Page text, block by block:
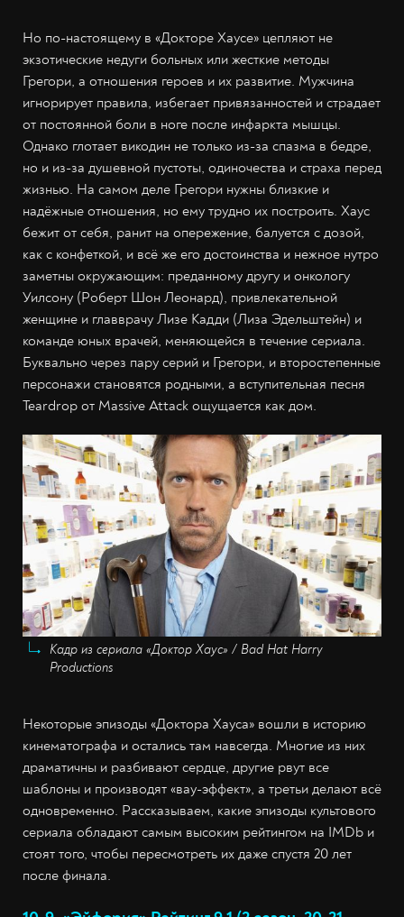
Но по-настоящему в «Докторе Хаусе» цепляют не
экзотические недуги больных или жесткие методы
Грегори, а отношения героев и их развитие. Мужчина
игнорирует правила, избегает привязанностей и страдает
от постоянной боли в ноге после инфаркта мышцы.
Однако глотает викодин не только из-за спазма в бедре,
но и из-за душевной пустоты, одиночества и страха перед
жизнью. На самом деле Грегори нужны близкие и
надёжные отношения, но ему трудно их построить. Хаус
бежит от себя, ранит на опережение, балуется с дозой,
как с конфеткой, и всё же его достоинства и нежное нутро
заметны окружающим: преданному другу и онкологу
Уилсону (Роберт Шон Леонард), привлекательной
женщине и главврачу Лизе Кадди (Лиза Эдельштейн) и
команде юных врачей, меняющейся в течение сериала.
Буквально через пару серий и Грегори, и второстепенные
персонажи становятся родными, а вступительная песня
Teardrop от Massive Attack ощущается как дом.
Кадр из сериала «Доктор Хаус» / Bad Hat Harry
Productions
Некоторые эпизоды «Доктора Хауса» вошли в историю
кинематографа и остались там навсегда. Многие из них
драматичны и разбивают сердце, другие рвут все
шаблоны и производят «вау-эффект», а третьи делают всё
одновременно. Рассказываем, какие эпизоды культового
сериала обладают самым высоким рейтингом на IMDb и
стоят того, чтобы пересмотреть их даже спустя 20 лет
после финала.